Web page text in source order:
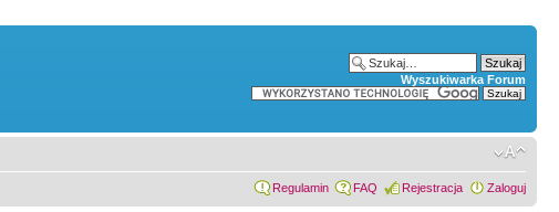
Wyszukiwarka Forum
Regulamin FAQ Rejestracja Zaloguj